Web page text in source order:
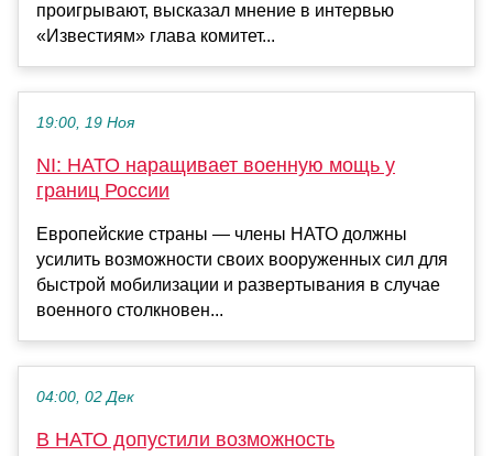
проигрывают, высказал мнение в интервью
«Известиям» глава комитет...
19:00, 19 Ноя
NI: НАТО наращивает военную мощь у
границ России
Европейские страны — члены НАТО должны
усилить возможности своих вооруженных сил для
быстрой мобилизации и развертывания в случае
военного столкновен...
04:00, 02 Дек
В НАТО допустили возможность